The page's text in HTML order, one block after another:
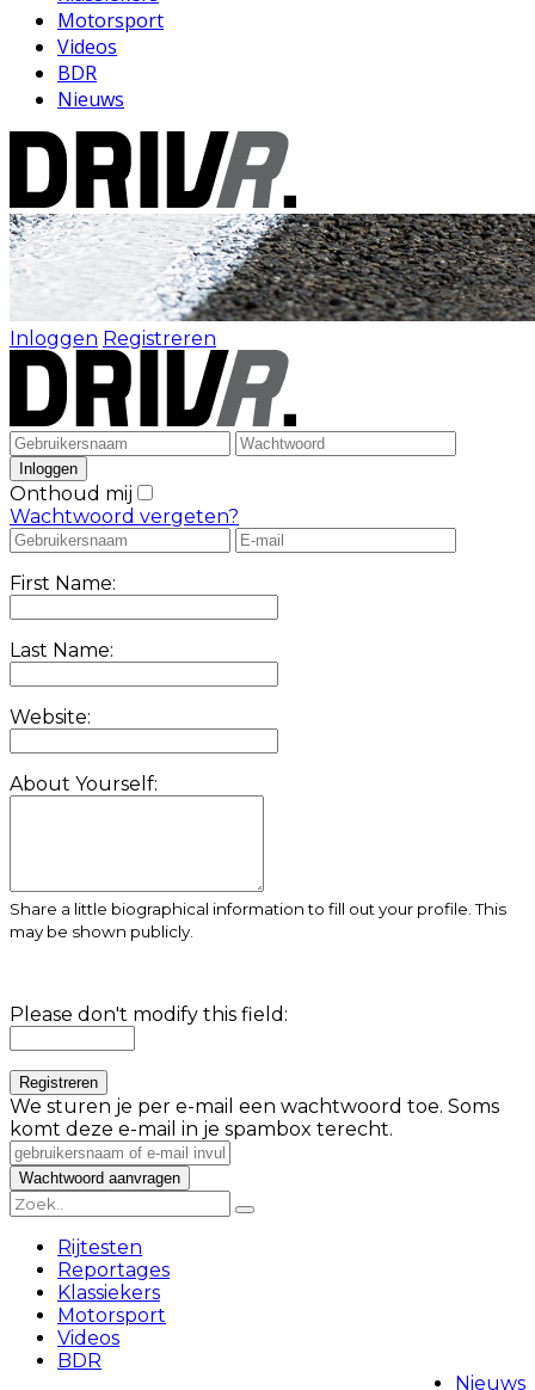
Motorsport
Videos
BDR
Nieuws
Inloggen Registreren
Onthoud mij
Wachtwoord vergeten?
First Name:
Last Name:
Website:
About Yourself:
Share a little biographical information to fill out your profile. This
may be shown publicly.
Please don't modify this field:
We sturen je per e-mail een wachtwoord toe. Soms
komt deze e-mail in je spambox terecht.
Rijtesten
Reportages
Klassiekers
Motorsport
Videos
BDR
Nieuws